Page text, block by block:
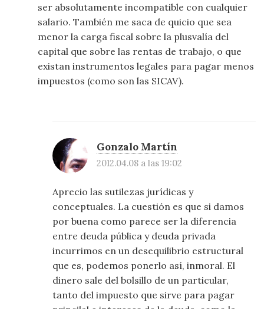
ser absolutamente incompatible con cualquier
salario. También me saca de quicio que sea
menor la carga fiscal sobre la plusvalía del
capital que sobre las rentas de trabajo, o que
existan instrumentos legales para pagar menos
impuestos (como son las SICAV).
Gonzalo Martín
2012.04.08 a las 19:02
Aprecio las sutilezas jurídicas y
conceptuales. La cuestión es que si damos
por buena como parece ser la diferencia
entre deuda pública y deuda privada
incurrimos en un desequilibrio estructural
que es, podemos ponerlo así, inmoral. El
dinero sale del bolsillo de un particular,
tanto del impuesto que sirve para pagar